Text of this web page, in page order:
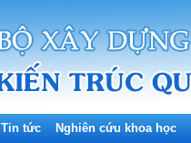
Tin tức Nghiên cứu khoa học